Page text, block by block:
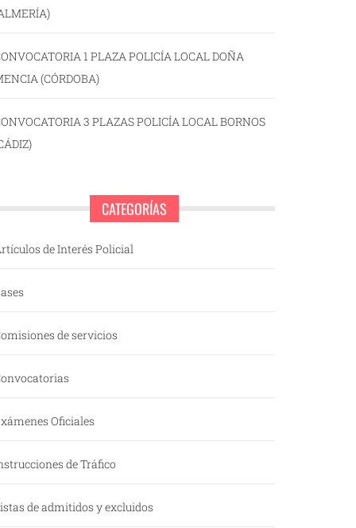
1 PLAZA POLICÍA LOCAL DOÑA
(CÓRDOBA)
3 PLAZAS POLICÍA LOCAL BORNOS
CATEGORÍAS
de Interés Policial
de servicios
Oficiales
de Tráfico
de admitidos y excluidos